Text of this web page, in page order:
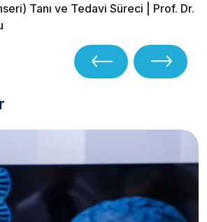
Tanı ve Tedavi Süreci | Prof. Dr.